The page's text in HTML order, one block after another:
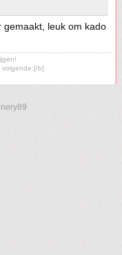
gemaakt, leuk om kado
volgende:[/b]